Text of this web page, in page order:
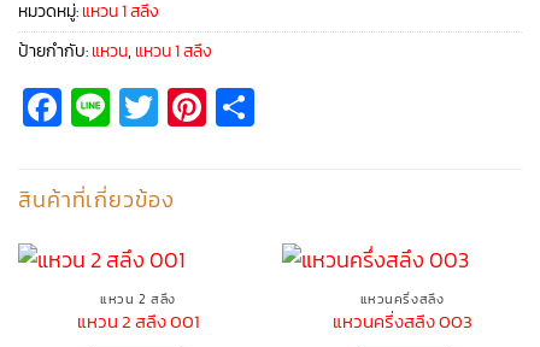
หมวดหมู่:แหวน 1 สลึง
ป้ายกำกับ:แหวน, แหวน 1 สลึง
Facebook
LineTwitterPinterest
สินค้าที่เกี่ยวข้อง
แหวน 2 สลึง
แหวน 2 สลึง 001
แหวนครึ่งสลึง
แหวนครึ่งสลึง 003